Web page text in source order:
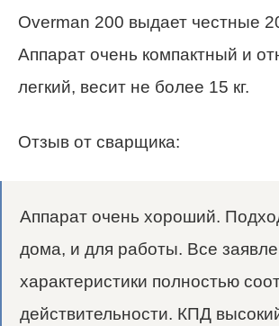
Overman 200 выдает честные
Аппарат очень компактный и
легкий, весит не более 15 кг.
Отзыв от сварщика:
Аппарат очень хороший.
дома, и для работы. Все
характеристики полностью
действительности. КПД